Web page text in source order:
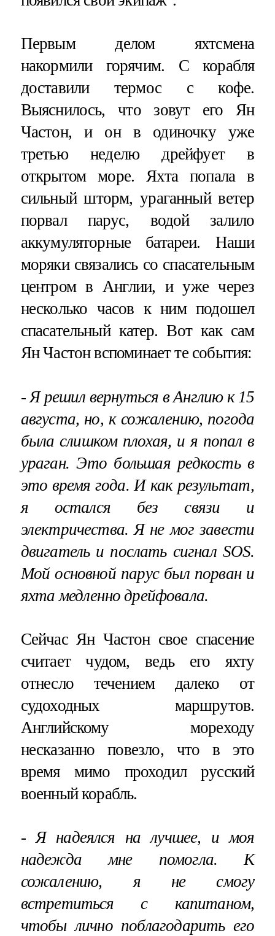
Первым делом яхтсмена
накормили горячим. С корабля
доставили термос с кофе.
Выяснилось, что зовут его Ян
Частон, и он в одиночку уже
третью неделю дрейфует в
открытом море. Яхта попала в
сильный шторм, ураганный ветер
порвал парус, водой залило
аккумуляторные батареи. Наши
моряки связались со спасательным
центром в Англии, и уже через
несколько часов к ним подошел
спасательный катер. Вот как сам
Ян Частон вспоминает те события:
- Я решил вернуться в Англию к 15
августа, но, к сожалению, погода
была слишком плохая, и я попал в
ураган. Это большая редкость в
это время года. И как результат,
я остался без связи и
электричества. Я не мог завести
двигатель и послать сигнал SOS.
Мой основной парус был порван и
яхта медленно дрейфовала.
Сейчас Ян Частон свое спасение
считает чудом, ведь его яхту
отнесло течением далеко от
судоходных маршрутов.
Английскому мореходу
несказанно повезло, что в это
время мимо проходил русский
военный корабль.
- Я надеялся на лучшее, и моя
надежда мне помогла. К
сожалению, я не смогу
встретиться с капитаном,
чтобы лично поблагодарить его